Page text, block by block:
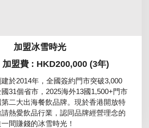
加盟冰雪時光
加盟費 : HKD200,000 (3年)
於2014年，全國簽約門市突破3,000
31個省市，2025海外13國1,500+門市
二大出海餐飲品牌。現於香港開放特
熱愛飲品行業，認同品牌經營理念的
間賺錢的冰雪時光！